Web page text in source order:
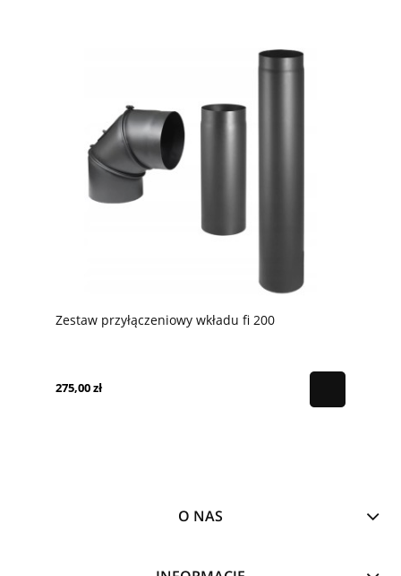
Zestaw przyłączeniowy wkładu fi 200
275,00 zł
O NAS